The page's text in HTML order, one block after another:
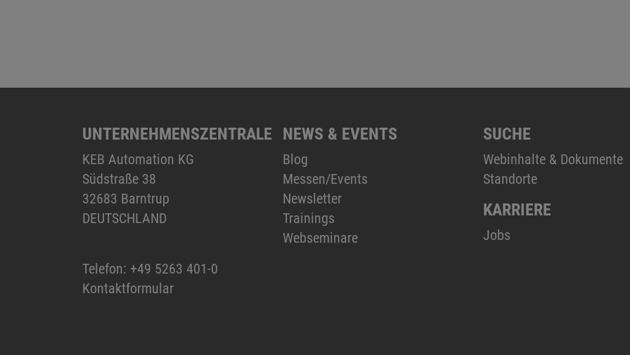
UNTERNEHMENSZENTRALE
KEB Automation KG
Südstraße 38
32683 Barntrup
DEUTSCHLAND
Telefon: +49 5263 401-0
Kontaktformular
NEWS & EVENTS
Blog
Messen/Events
Newsletter
Trainings
Webseminare
SUCHE
Webinhalte & Dokumente
Standorte
KARRIERE
Jobs